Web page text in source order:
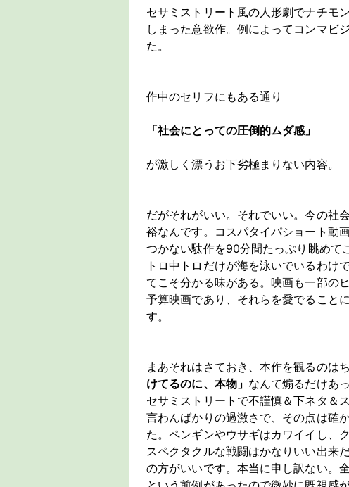
セサミストリート風の人形劇でナチモ
しまった意欲作。例によってコンマビ
た。
作中のセリフにもある通り
「社会にとっての圧倒的ムダ感」
が激しく漂うお下劣極まりない内容。
だがそれがいい。それでいい。今の社
裕なんです。コスパタイパショート動
つかない駄作を90分間たっぷり眺めて
トロ中トロだけが海を泳いでいるわけ
てこそ分かる味がある。映画も一部の
予算映画であり、それらを愛でること
す。
まあそれはさておき、本作を観るのは
けてるのに、本物」 なんて煽るだけあ
セサミストリートで不謹慎＆下ネタ＆
言わんばかりの過激さで、その点は確
た。ペンギンやウサギはカワイイし、
スペクタクルな戦闘はかなりいい出来
の方がいいです。本当に申し訳ない。